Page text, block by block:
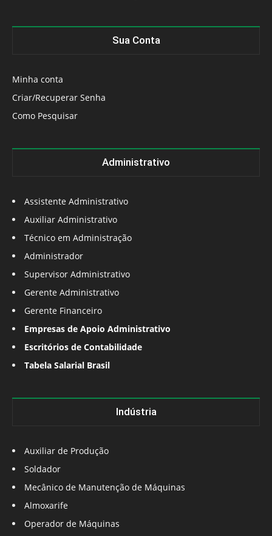
Sua Conta
Minha conta
Criar/Recuperar Senha
Como Pesquisar
Administrativo
Assistente Administrativo
Auxiliar Administrativo
Técnico em Administração
Administrador
Supervisor Administrativo
Gerente Administrativo
Gerente Financeiro
Empresas de Apoio Administrativo
Escritórios de Contabilidade
Tabela Salarial Brasil
Indústria
Auxiliar de Produção
Soldador
Mecânico de Manutenção de Máquinas
Almoxarife
Operador de Máquinas